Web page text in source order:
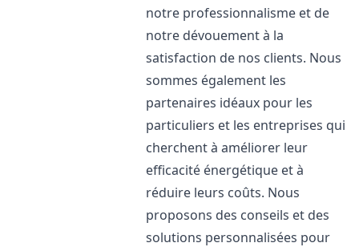
notre professionnalisme et de
notre dévouement à la
satisfaction de nos clients. Nous
sommes également les
partenaires idéaux pour les
particuliers et les entreprises qui
cherchent à améliorer leur
efficacité énergétique et à
réduire leurs coûts. Nous
proposons des conseils et des
solutions personnalisées pour